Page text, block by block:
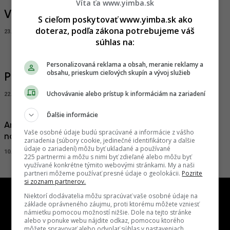
Výhľady z Gansbergu, máj 2019
23.05.2019, 14:15 ADRIAN GUBČO
Projekt Gansberg je dokončený
22.10.2019, 15:45 ADRIAN GUBČO
Architekti Šebo Lichý: Nepozeráme sa, čo sa práve
nosí, každý projekt má mať vlastný jazyk
10.04.2020, 18:45 ADRIAN GUBČO
Víta ťa www.yimba.sk
S cieľom poskytovať www.yimba.sk ako
doteraz, podľa zákona potrebujeme váš
súhlas na:
Personalizovaná reklama a obsah, meranie reklamy a
obsahu, prieskum cieľových skupín a vývoj služieb
Uchovávanie alebo prístup k informáciám na zariadení
Ďalšie informácie
Vaše osobné údaje budú spracúvané a informácie z vášho
zariadenia (súbory cookie, jedinečné identifikátory a ďalšie
údaje o zariadení) môžu byť ukladané a používané
225 partnermi a môžu s nimi byť zdieľané alebo môžu byť
využívané konkrétne týmito webovými stránkami. My a naši
partneri môžeme používať presné údaje o geolokácii. Pozrite
si zoznam partnerov.
Niektorí dodávatelia môžu spracúvať vaše osobné údaje na
základe oprávneného záujmu, proti ktorému môžete vzniesť
námietku pomocou možností nižšie. Dole na tejto stránke
alebo v ponuke webu nájdite odkaz, pomocou ktorého